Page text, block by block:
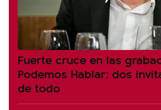
Fuerte cruce en las
Podemos Hablar: dos
de todo